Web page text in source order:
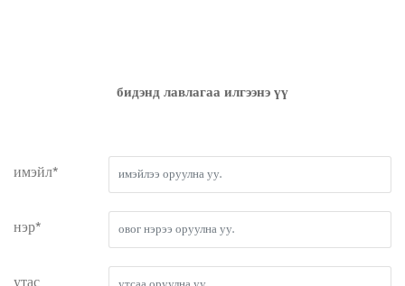
бидэнд лавлагаа илгээнэ үү
имэйл*
нэр*